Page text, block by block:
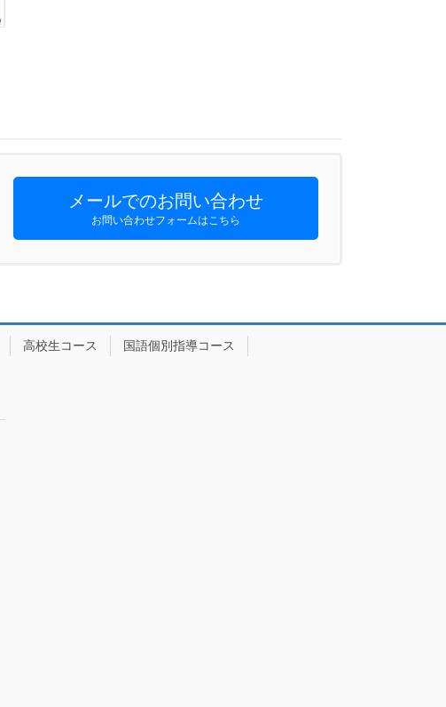
メールでのお問い合わせ
お問い合わせフォームはこちら
高校生コース 国語個別指導コース